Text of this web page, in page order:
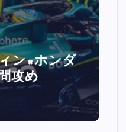
ン×ホンダ
攻め